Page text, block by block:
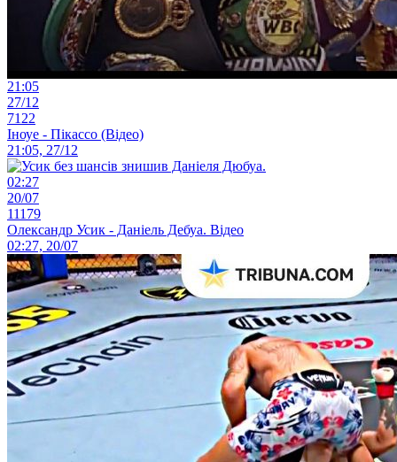
21:05
27/12
7122
Іноуе - Пікассо (Відео)
21:05, 27/12
02:27
20/07
11179
Олександр Усик - Даніель Дебуа. Відео
02:27, 20/07